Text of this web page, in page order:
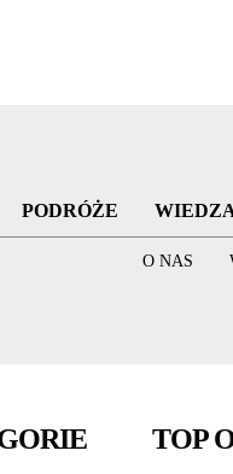
PODRÓŻE
O NAS
TOP